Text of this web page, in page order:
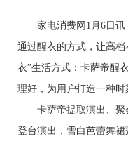
家电消费网1月6日讯
通过醒衣的方式，让高
衣”生活方式：卡萨帝醒
理好，为用户打造一种时
卡萨帝提取演出、聚
登台演出，雪白芭蕾舞